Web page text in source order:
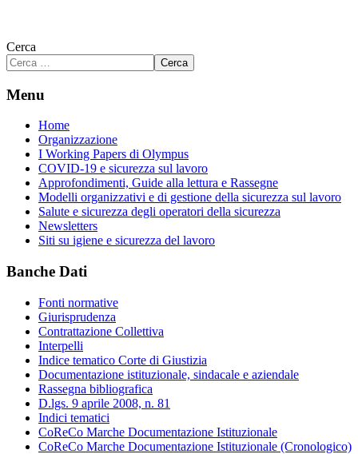
Cerca
Cerca
Menu
Home
Organizzazione
I Working Papers di Olympus
COVID-19 e sicurezza sul lavoro
Approfondimenti, Guide alla lettura e Rassegne
Modelli organizzativi e di gestione della sicurezza sul lavoro
Salute e sicurezza degli operatori della sicurezza
Newsletters
Siti su igiene e sicurezza del lavoro
Banche Dati
Fonti normative
Giurisprudenza
Contrattazione Collettiva
Interpelli
Indice tematico Corte di Giustizia
Documentazione istituzionale, sindacale e aziendale
Rassegna bibliografica
D.lgs. 9 aprile 2008, n. 81
Indici tematici
CoReCo Marche Documentazione Istituzionale
CoReCo Marche Documentazione Istituzionale (Cronologico)